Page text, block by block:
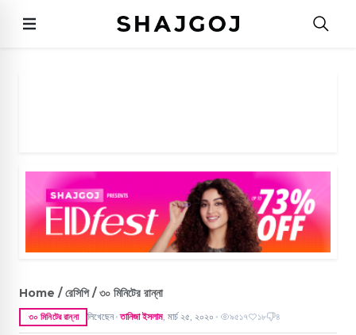
Home / রেসিপি / ৩০ মিনিটের রান্না
৩০ মিনিটের রান্না লিখেছেন ● তানিজা ইসলাম,মার্চ ২৫, ২০২০ ● ৯৫১৭ ১৮ ৪